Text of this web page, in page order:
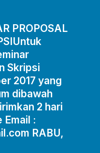
PROPOSAL
Skripsi
2017 yang
dibawah
2 hari
Email :
RABU,